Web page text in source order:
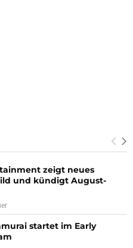
zeigt neues
und kündigt August-
startet im Early